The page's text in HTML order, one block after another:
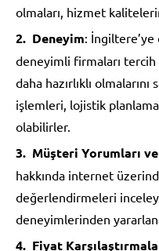
olmaları, hizmet
Deneyim: İngiltere’ye
deneyimli firmaları tercih
daha hazırlıklı
işlemleri, lojistik
olabilirler.
Müşteri Yorumları
hakkında internet
değerlendirmeleri
deneyimlerinden
Fiyat